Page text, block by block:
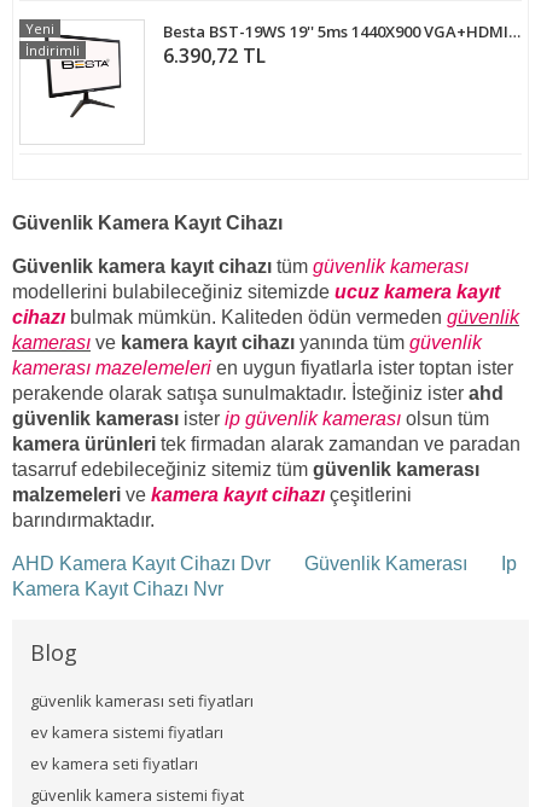
Besta BST-19WS 19'' 5ms 1440X900 VGA+HDMI Siyah LED Monitör
6.390,72 TL
Yeni
İndirimli
Güvenlik Kamera Kayıt Cihazı
Güvenlik kamera kayıt cihazı tüm güvenlik kamerası
modellerini bulabileceğiniz sitemizde ucuz kamera kayıt
cihazı bulmak mümkün. Kaliteden ödün vermeden güvenlik
kamerası ve kamera kayıt cihazı yanında tüm güvenlik
kamerası mazelemeleri en uygun fiyatlarla ister toptan ister
perakende olarak satışa sunulmaktadır. İsteğiniz ister ahd
güvenlik kamerası ister ip güvenlik kamerası olsun tüm
kamera ürünleri tek firmadan alarak zamandan ve paradan
tasarruf edebileceğiniz sitemiz tüm güvenlik kamerası
malzemeleri ve kamera kayıt cihazı çeşitlerini
barındırmaktadır.
AHD Kamera Kayıt Cihazı Dvr Güvenlik Kamerası
Ip
Kamera Kayıt Cihazı Nvr
Blog
güvenlik kamerası seti fiyatları
ev kamera sistemi fiyatları
ev kamera seti fiyatları
güvenlik kamera sistemi fiyat